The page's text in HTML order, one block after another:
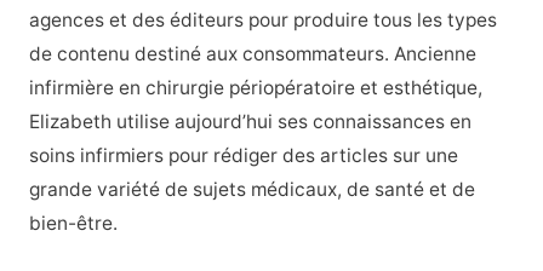
agences et des éditeurs pour produire tous les types
de contenu destiné aux consommateurs. Ancienne
infirmière en chirurgie périopératoire et esthétique,
Elizabeth utilise aujourd’hui ses connaissances en
soins infirmiers pour rédiger des articles sur une
grande variété de sujets médicaux, de santé et de
bien-être.